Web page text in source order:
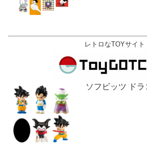
レトロなTOYサイト
ソフビッツ ド